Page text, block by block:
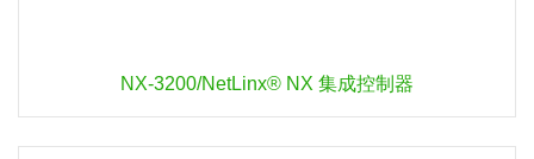
NX-3200/NetLinx® NX 集成控制器